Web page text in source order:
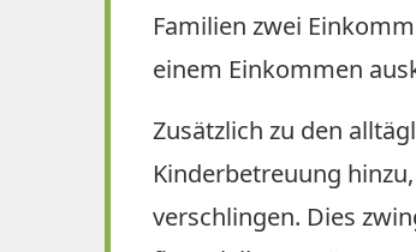
Familien zwei
einem Einkommen
Zusätzlich zu den
Kinderbetreuung
verschlingen. Dies